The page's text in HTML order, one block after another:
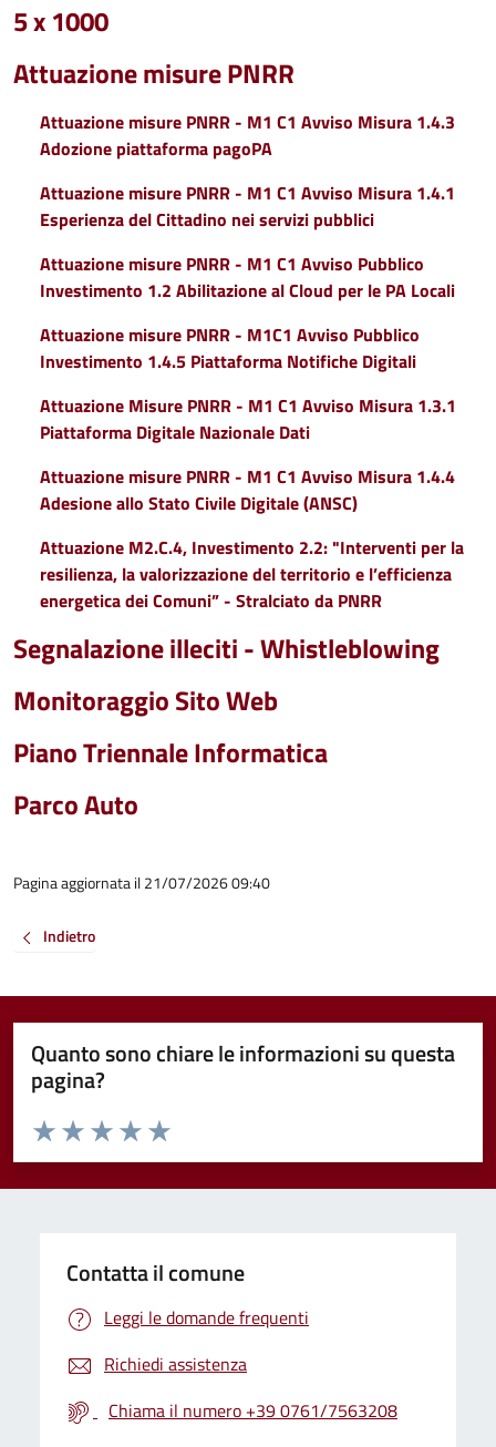
5 x 1000
Attuazione misure PNRR
Attuazione misure PNRR - M1 C1 Avviso Misura 1.4.3
Adozione piattaforma pagoPA
Attuazione misure PNRR - M1 C1 Avviso Misura 1.4.1
Esperienza del Cittadino nei servizi pubblici
Attuazione misure PNRR - M1 C1 Avviso Pubblico
Investimento 1.2 Abilitazione al Cloud per le PA Locali
Attuazione misure PNRR - M1C1 Avviso Pubblico
Investimento 1.4.5 Piattaforma Notifiche Digitali
Attuazione Misure PNRR - M1 C1 Avviso Misura 1.3.1
Piattaforma Digitale Nazionale Dati
Attuazione misure PNRR - M1 C1 Avviso Misura 1.4.4
Adesione allo Stato Civile Digitale (ANSC)
Attuazione M2.C.4, Investimento 2.2: "Interventi per la
resilienza, la valorizzazione del territorio e l’efficienza
energetica dei Comuni” - Stralciato da PNRR
Segnalazione illeciti - Whistleblowing
Monitoraggio Sito Web
Piano Triennale Informatica
Parco Auto
Pagina aggiornata il 21/07/2026 09:40
Indietro
Quanto sono chiare le informazioni su questa
pagina?
Valuta da 1 a 5 stelle la pagina
Valuta 5 stelle su 5
Valuta 4 stelle su 5
Valuta 3 stelle su 5
Valuta 2 stelle su 5
Valuta 1 stelle su 5
Contatta il comune
Leggi le domande frequenti
Richiedi assistenza
Chiama il numero +39 0761/7563208